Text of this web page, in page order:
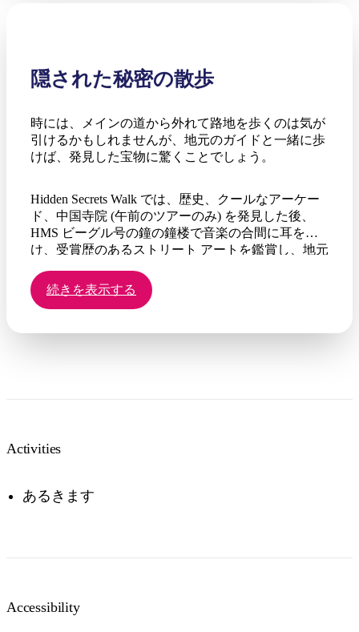
隠された秘密の散歩
時には、メインの道から外れて路地を歩くのは気が
引けるかもしれませんが、地元のガイドと一緒に歩
けば、発見した宝物に驚くことでしょう。
Hidden Secrets Walk では、歴史、クールなアーケー
ド、中国寺院 (午前のツアーのみ) を発見した後、
HMS ビーグル号の鐘の鐘楼で音楽の合間に耳を傾
け、受賞歴のあるストリート アートを鑑賞し、地元
続きを表示する
Activities
あるきます
Accessibility